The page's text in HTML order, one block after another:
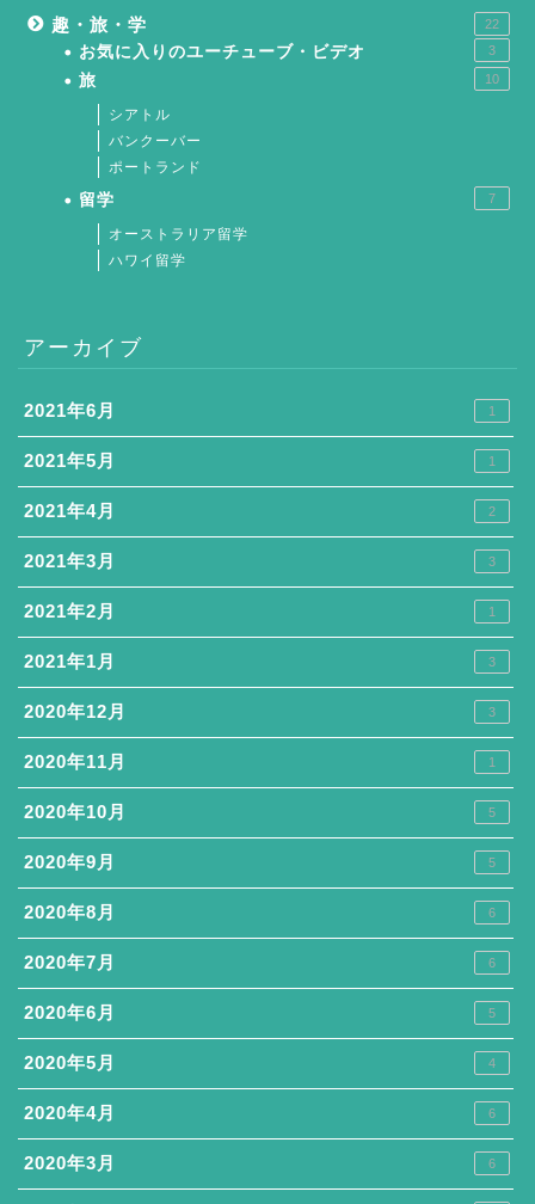
趣・旅・学 22
お気に入りのユーチューブ・ビデオ 3
旅 10
シアトル
バンクーバー
ポートランド
留学 7
オーストラリア留学
ハワイ留学
アーカイブ
2021年6月 1
2021年5月 1
2021年4月 2
2021年3月 3
2021年2月 1
2021年1月 3
2020年12月 3
2020年11月 1
2020年10月 5
2020年9月 5
2020年8月 6
2020年7月 6
2020年6月 5
2020年5月 4
2020年4月 6
2020年3月 6